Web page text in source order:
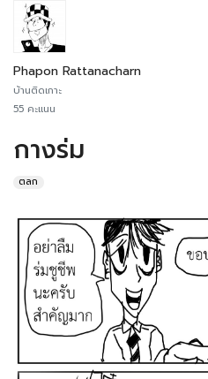
Phapon Rattanacharn
บ้านติดเกาะ
55 คะแนน
กางร่ม
ตลก